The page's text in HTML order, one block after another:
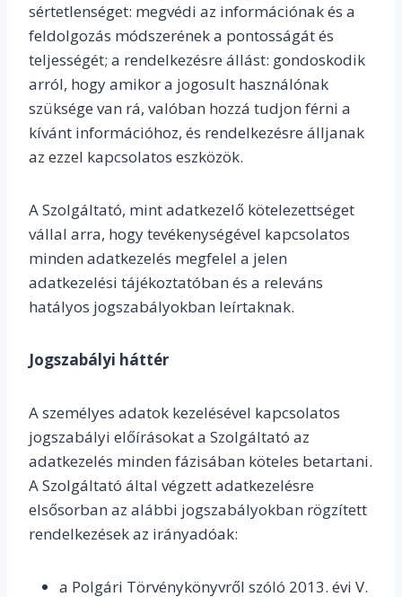
sértetlenséget: megvédi az információnak és a
feldolgozás módszerének a pontosságát és
teljességét; a rendelkezésre állást: gondoskodik
arról, hogy amikor a jogosult használónak
szüksége van rá, valóban hozzá tudjon férni a
kívánt információhoz, és rendelkezésre álljanak
az ezzel kapcsolatos eszközök.
A Szolgáltató, mint adatkezelő kötelezettséget
vállal arra, hogy tevékenységével kapcsolatos
minden adatkezelés megfelel a jelen
adatkezelési tájékoztatóban és a releváns
hatályos jogszabályokban leírtaknak.
Jogszabályi háttér
A személyes adatok kezelésével kapcsolatos
jogszabályi előírásokat a Szolgáltató az
adatkezelés minden fázisában köteles betartani.
A Szolgáltató által végzett adatkezelésre
elsősorban az alábbi jogszabályokban rögzített
rendelkezések az irányadóak:
a Polgári Törvénykönyvről szóló 2013. évi V.